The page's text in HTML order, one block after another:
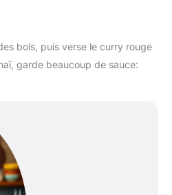
bols, puis verse le curry rouge
garde beaucoup de sauce: